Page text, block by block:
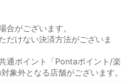
合がございます。
だけない決済方法がございま
通ポイント「Pontaポイント/楽
象外となる店舗がございます。